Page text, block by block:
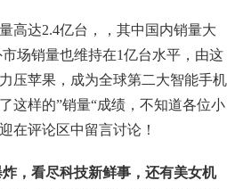
高达2.4亿台，，其中国内销量大
场销量也维持在1亿台水平，由这
压苹果，成为全球第二大智能手机
这样的”销量“成绩，不知道各位小
在评论区中留言讨论！
炸，看尽科技新鲜事，还有美女机